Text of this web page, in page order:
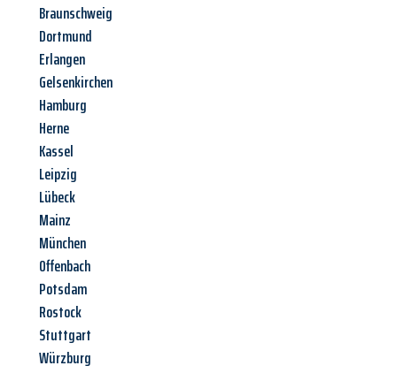
Braunschweig
Dortmund
Erlangen
Gelsenkirchen
Hamburg
Herne
Kassel
Leipzig
Lübeck
Mainz
München
Offenbach
Potsdam
Rostock
Stuttgart
Würzburg